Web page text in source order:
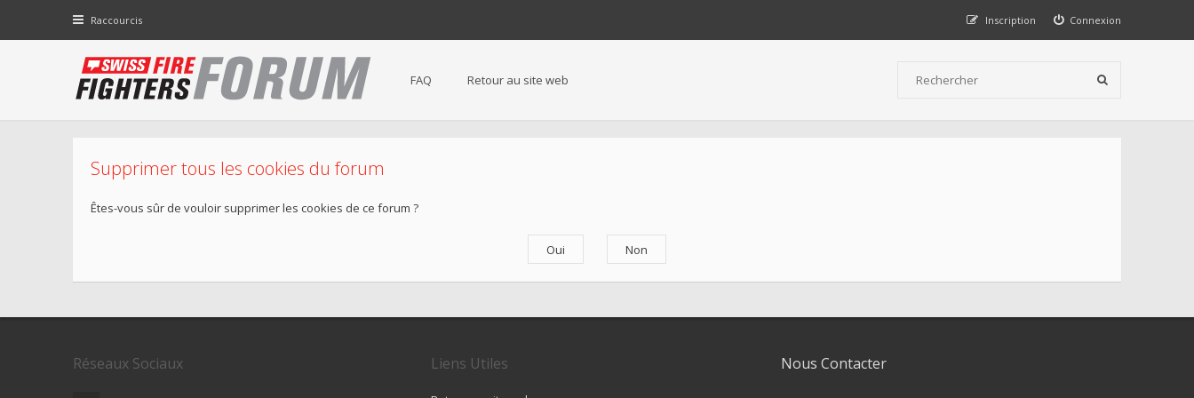
Raccourcis Connexion
Inscription
FAQ Retour au site web
Supprimer tous les cookies du forum
Êtes-vous sûr de vouloir supprimer les cookies de ce forum ?
Réseaux Sociaux Liens Utiles Nous Contacter